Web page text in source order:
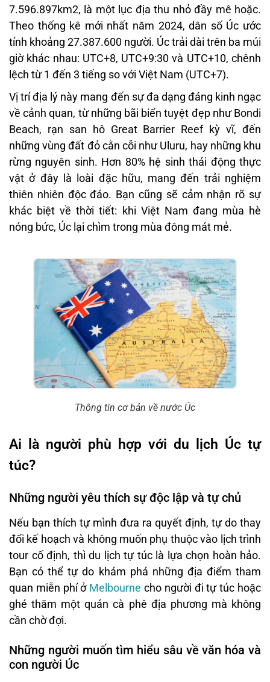
7.596.897km2, là một lục địa thu nhỏ đầy mê hoặc.
Theo thống kê mới nhất năm 2024, dân số Úc ước
tính khoảng 27.387.600 người. Úc trải dài trên ba múi
giờ khác nhau: UTC+8, UTC+9:30 và UTC+10, chênh
lệch từ 1 đến 3 tiếng so với Việt Nam (UTC+7).
Vị trí địa lý này mang đến sự đa dạng đáng kinh ngạc
về cảnh quan, từ những bãi biển tuyệt đẹp như Bondi
Beach, rạn san hô Great Barrier Reef kỳ vĩ, đến
những vùng đất đỏ cằn cỗi như Uluru, hay những khu
rừng nguyên sinh. Hơn 80% hệ sinh thái động thực
vật ở đây là loài đặc hữu, mang đến trải nghiệm
thiên nhiên độc đáo. Bạn cũng sẽ cảm nhận rõ sự
khác biệt về thời tiết: khi Việt Nam đang mùa hè
nóng bức, Úc lại chìm trong mùa đông mát mẻ.
Thông tin cơ bản về nước Úc
Ai là người phù hợp với du lịch Úc tự
túc?
Những người yêu thích sự độc lập và tự chủ
Nếu bạn thích tự mình đưa ra quyết định, tự do thay
đổi kế hoạch và không muốn phụ thuộc vào lịch trình
tour cố định, thì du lịch tự túc là lựa chọn hoàn hảo.
Bạn có thể tự do khám phá những địa điểm tham
quan miễn phí ở Melbourne cho người đi tự túc hoặc
ghé thăm một quán cà phê địa phương mà không
cần chờ đợi.
Những người muốn tìm hiểu sâu về văn hóa và
con người Úc